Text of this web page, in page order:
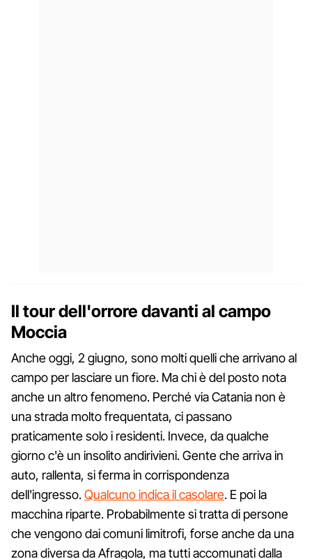
Il tour dell'orrore davanti al campo
Moccia
Anche oggi, 2 giugno, sono molti quelli che arrivano al
campo per lasciare un fiore. Ma chi è del posto nota
anche un altro fenomeno. Perché via Catania non è
una strada molto frequentata, ci passano
praticamente solo i residenti. Invece, da qualche
giorno c'è un insolito andirivieni. Gente che arriva in
auto, rallenta, si ferma in corrispondenza
dell'ingresso.Qualcuno indica il casolare. E poi la
macchina riparte. Probabilmente si tratta di persone
che vengono dai comuni limitrofi, forse anche da una
zona diversa da Afragola, ma tutti accomunati dalla